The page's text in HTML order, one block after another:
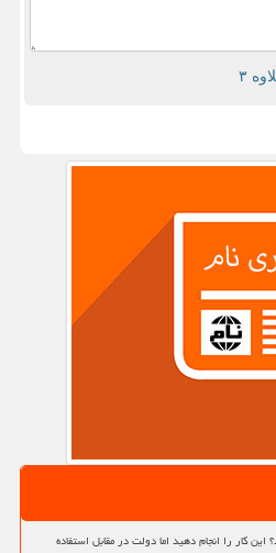
کار را انجام دهید اما دولت در مقابل استفاده